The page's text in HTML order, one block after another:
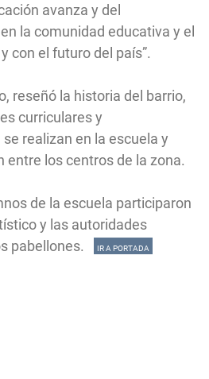
avanza y del
la comunidad educativa y el
con el futuro del país”.
reseñó la historia del barrio,
curriculares y
realizan en la escuela y
entre los centros de la zona.
de la escuela participaron
y las autoridades
pabellones.
IR A PORTADA